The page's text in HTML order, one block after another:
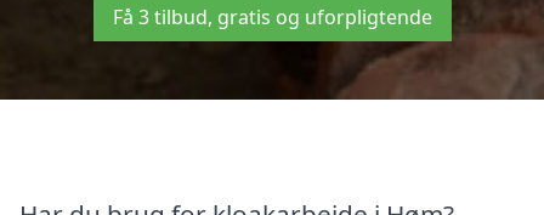
Få 3 tilbud, gratis og uforpligtende